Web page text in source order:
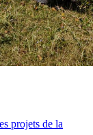
projets de la